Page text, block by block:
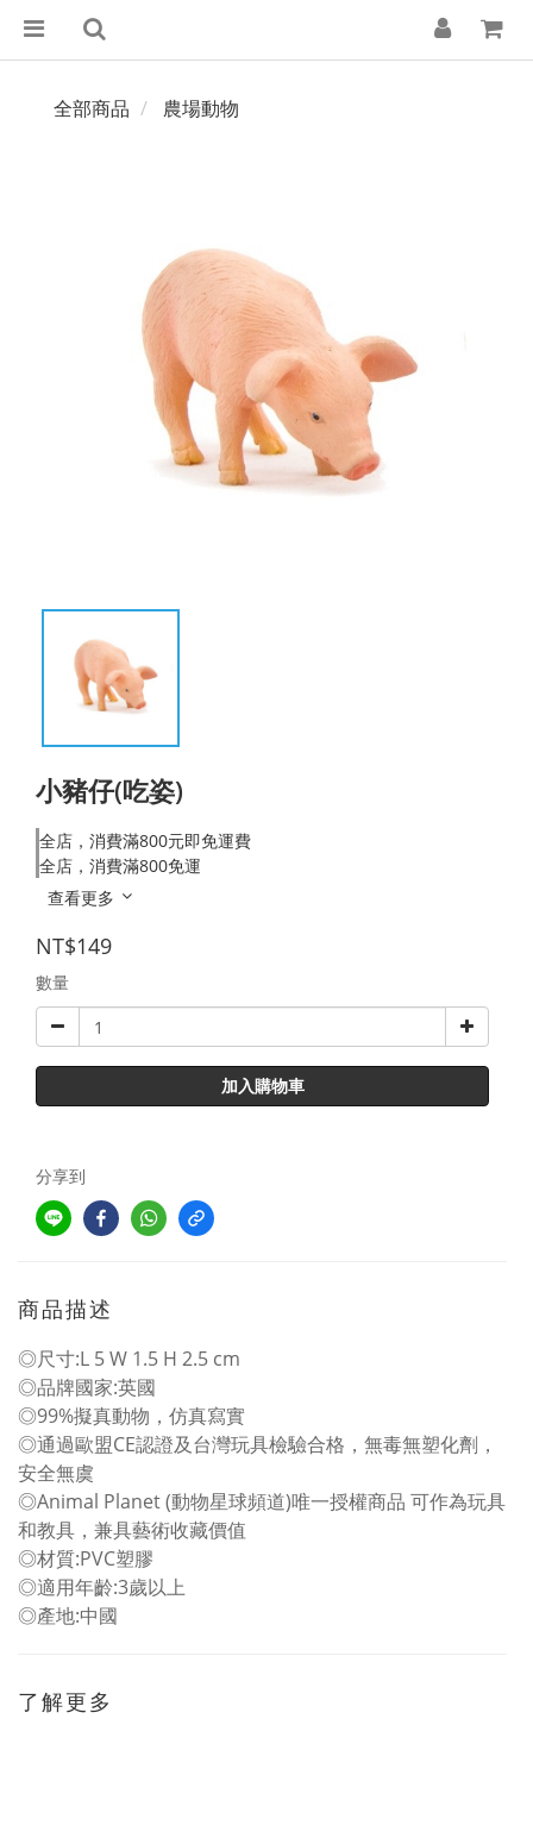
全部商品 農場動物
小豬仔(吃姿)
全店，消費滿800元即免運費
全店，消費滿800免運
查看更多
NT$149
數量
加入購物車
分享到
商品描述
◎尺寸:L 5 W 1.5 H 2.5 cm
◎品牌國家:英國
◎99%擬真動物，仿真寫實
◎通過歐盟CE認證及台灣玩具檢驗合格，無毒無塑化劑，
安全無虞
◎Animal Planet (動物星球頻道)唯一授權商品 可作為玩具
和教具，兼具藝術收藏價值
◎材質:PVC塑膠
◎適用年齡:3歲以上
◎產地:中國
了解更多